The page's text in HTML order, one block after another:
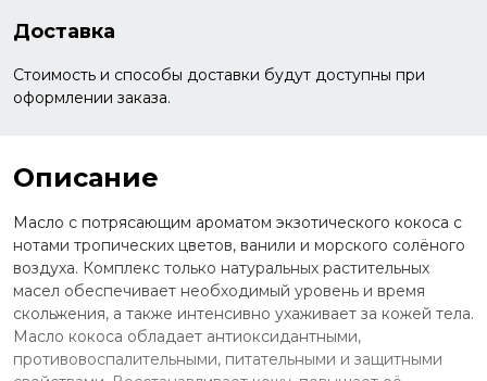
Доставка
Стоимость и способы доставки будут доступны при
оформлении заказа.
Описание
Масло с потрясающим ароматом экзотического кокоса с
нотами тропических цветов, ванили и морского солёного
воздуха. Комплекс только натуральных растительных
масел обеспечивает необходимый уровень и время
скольжения, а также интенсивно ухаживает за кожей тела.
Масло кокоса обладает антиоксидантными,
противовоспалительными, питательными и защитными